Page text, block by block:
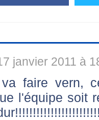
janvier 2011 à
faire vern,
l'équipe soit